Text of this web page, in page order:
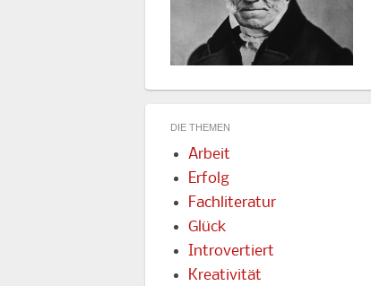
DIE THEMEN
Arbeit
Erfolg
Fachliteratur
Glück
Introvertiert
Kreativität